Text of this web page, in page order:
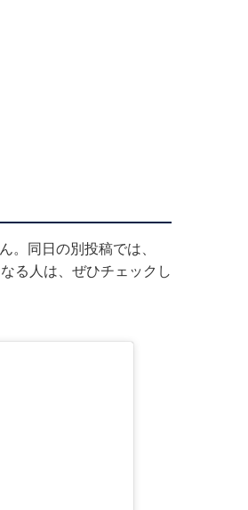
。同日の別投稿では、
る人は、ぜひチェックし